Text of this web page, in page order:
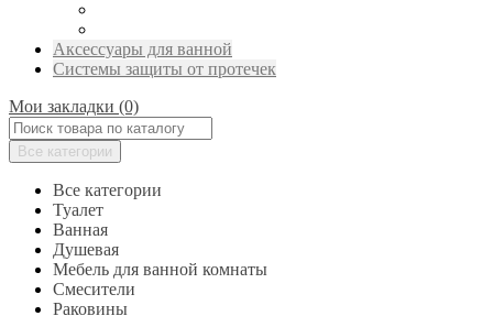
Аксессуары для ванной
Системы защиты от протечек
Мои закладки (0)
Все категории
Все категории
Туалет
Ванная
Душевая
Мебель для ванной комнаты
Смесители
Раковины